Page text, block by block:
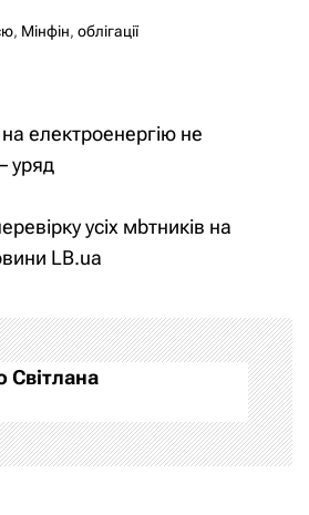
, Мінфін, облігації
електроенергію не
уряд
усіх мbтників на
LB.ua
Світлана